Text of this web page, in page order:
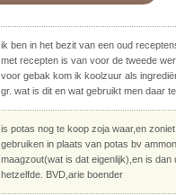
ik ben in het bezit van een oud
met recepten is van voor de tweede
voor gebak kom ik koolzuur als
gr. wat is dit en wat gebruikt men daar
is potas nog te koop zoja waar,en
gebruiken in plaats van potas bv
maagzout(wat is dat eigenlijk),en is
hetzelfde. BVD,arie boender